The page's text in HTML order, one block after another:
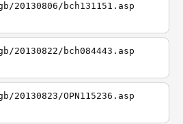
bch131151.asp
bch084443.asp
OPN115236.asp